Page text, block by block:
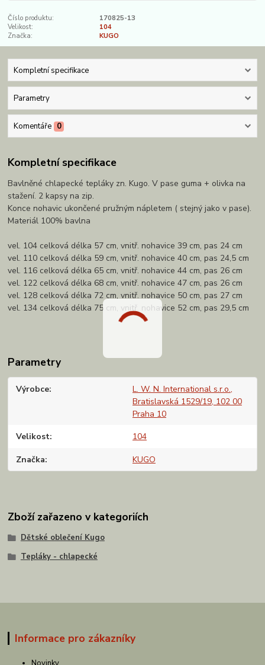
Číslo produktu:
170825-13
Velikost:
104
Značka:
KUGO
Kompletní specifikace
Parametry
Komentáře 0
Kompletní specifikace
Bavlněné chlapecké tepláky zn. Kugo. V pase guma + olivka na
stažení. 2 kapsy na zip.
Konce nohavic ukončené pružným nápletem ( stejný jako v pase).
Materiál 100% bavlna
vel. 104 celková délka 57 cm, vnitř. nohavice 39 cm, pas 24 cm
vel. 110 celková délka 59 cm, vnitř. nohavice 40 cm, pas 24,5 cm
vel. 116 celková délka 65 cm, vnitř. nohavice 44 cm, pas 26 cm
vel. 122 celková délka 68 cm, vnitř. nohavice 47 cm, pas 26 cm
vel. 128 celková délka 72 cm, vnitř. nohavice 50 cm, pas 27 cm
vel. 134 celková délka 75 cm, vnitř. nohavice 52 cm, pas 29,5 cm
Parametry
Výrobce
L. W. N. International s.r.o.,
Bratislavská 1529/19, 102 00
Praha 10
Velikost 104
Značka KUGO
Zboží zařazeno v kategoriích
Dětské oblečení Kugo
Tepláky - chlapecké
Informace pro zákazníky